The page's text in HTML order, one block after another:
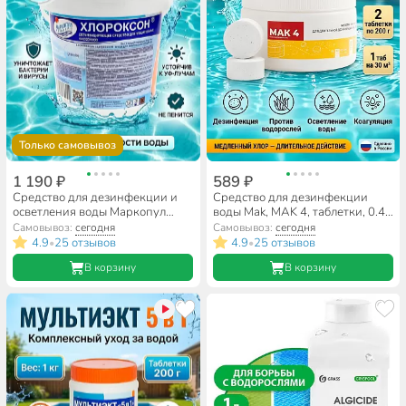
Только самовывоз
1 190 ₽
Средство для дезинфекции и
осветления воды Маркопул
Кемиклс, Хлороксон, гранулы, 1
кг
Самовывоз:сегодня
4.9•25 отзывов
В корзину
589 ₽
Средство для дезинфекции
воды Mak, MAK 4, таблетки, 0.4
кг, одна таблетка 200 г
Самовывоз: сегодня
4.9•25 отзывов
В корзину